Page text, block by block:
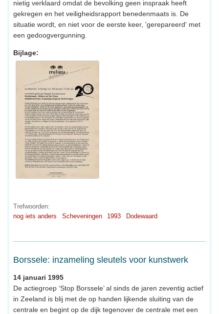
nietig verklaard omdat de bevolking geen inspraak heeft
gekregen en het veiligheidsrapport benedenmaats is. De
situatie wordt, en niet voor de eerste keer, 'gerepareerd' met
een gedoogvergunning.
Bijlage:
Trefwoorden:
nog iets anders
Scheveningen 1993 Dodewaard
Borssele: inzameling sleutels voor kunstwerk
14 januari 1995
De actiegroep ‘Stop Borssele’ al sinds de jaren zeventig actief
in Zeeland is blij met de op handen lijkende sluiting van de
centrale en begint op de dijk tegenover de centrale met een